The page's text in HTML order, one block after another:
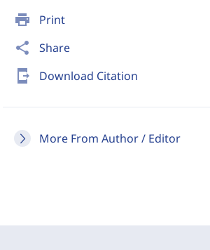
print Print
share Share
send_to_mobile Download Citation
More From Author / Editor